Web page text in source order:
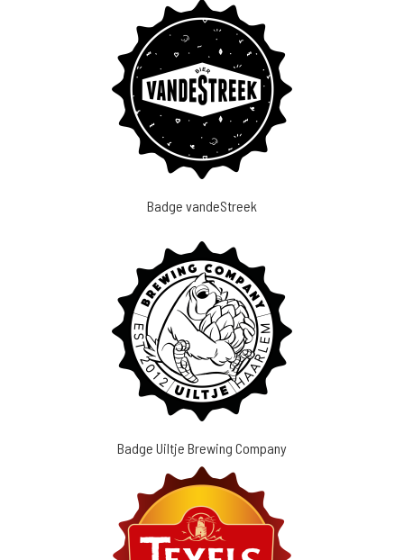
Badge vandeStreek
Badge Uiltje Brewing Company